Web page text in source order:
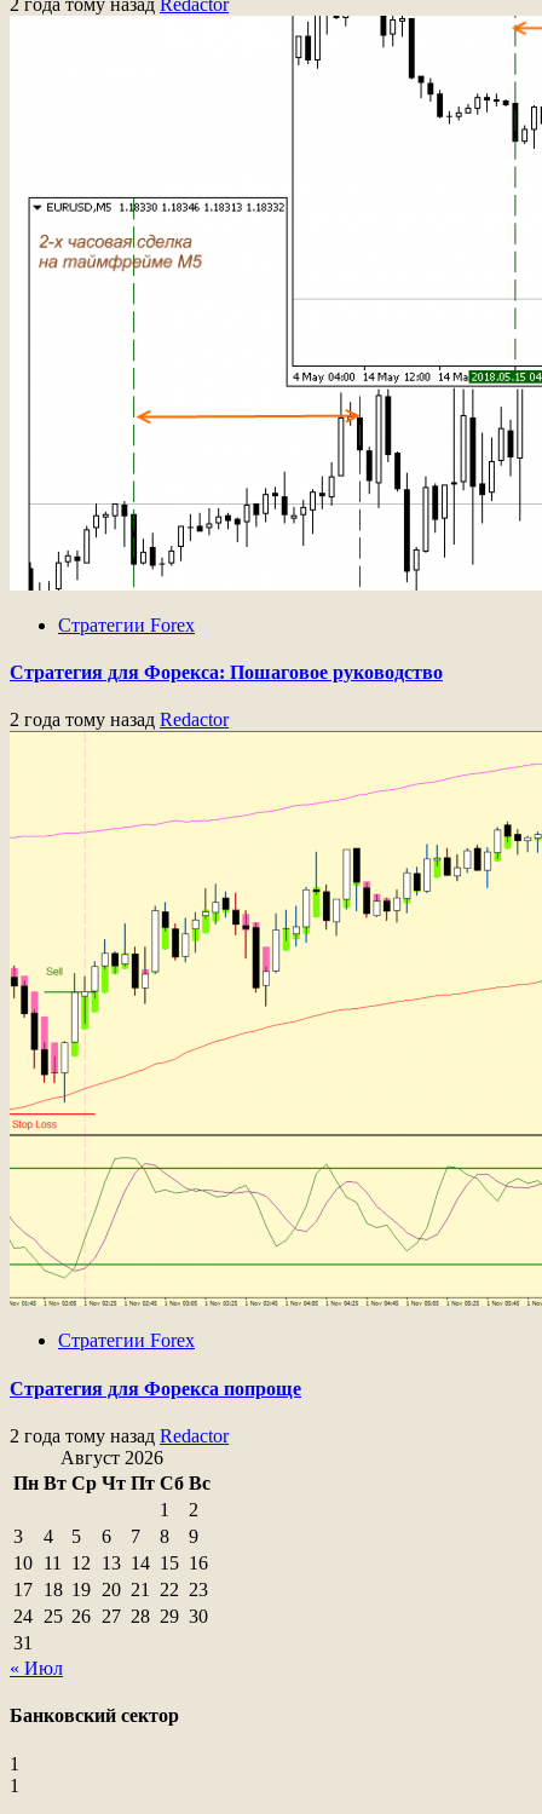
2 года тому назад Redactor
Стратегии Forex
Стратегия для Форекса: Пошаговое руководство
2 года тому назад Redactor
Стратегии Forex
Стратегия для Форекса попроще
2 года тому назад Redactor
Август 2026
Пн Вт Ср Чт Пт Сб Вс
1
2
3
4 5 6 7 8
9
10 11 12 13 14 15 16
17 18 19 20 21 22 23
24 25 26 27 28 29 30
31
« Июл
Банковский сектор
1
1